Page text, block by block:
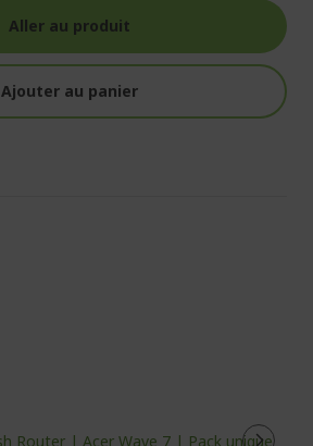
Aller au produit
Ajouter au panier